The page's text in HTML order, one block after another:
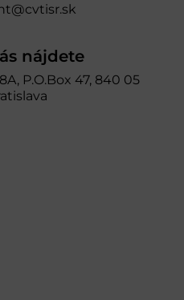
nájdete
P.O.Box 47, 840 05